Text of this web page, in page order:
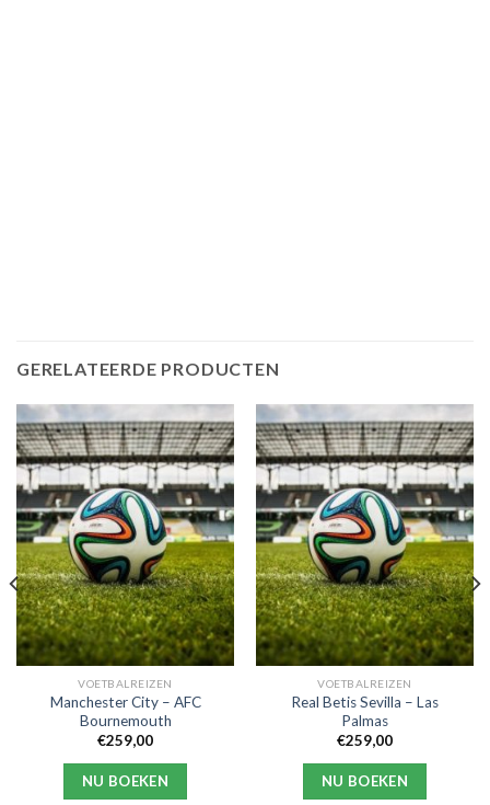
GERELATEERDE PRODUCTEN
VOETBALREIZEN
Manchester City – AFC
Bournemouth
€259,00
NU BOEKEN
VOETBALREIZEN
Real Betis Sevilla – Las
Palmas
€259,00
NU BOEKEN